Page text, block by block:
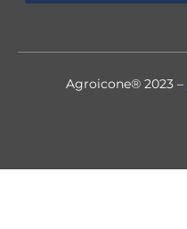
Agroicone® 2023 –